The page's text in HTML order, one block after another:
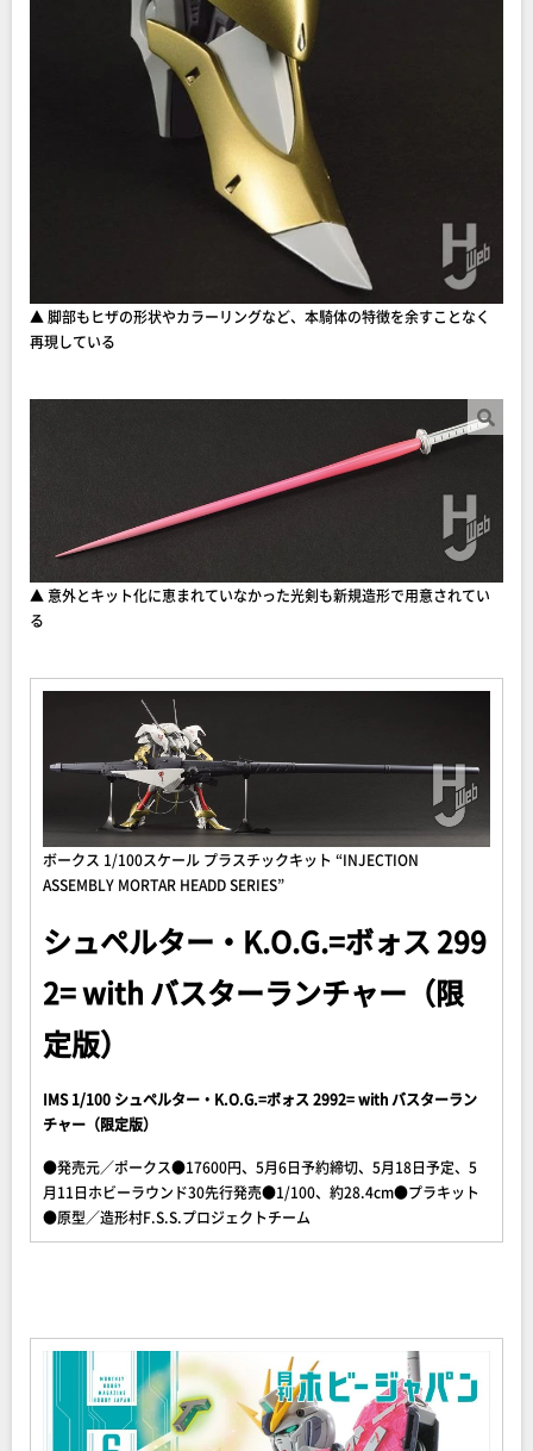
▲ 脚部もヒザの形状やカラーリングなど、本騎体の特徴を余すことなく
再現している
▲ 意外とキット化に恵まれていなかった光剣も新規造形で用意されてい
る
ボークス 1/100スケール プラスチックキット “INJECTION
ASSEMBLY MORTAR HEADD SERIES”
シュペルター・K.O.G.=ボォス 299
2= with バスターランチャー（限
定版）
IMS 1/100 シュペルター・K.O.G.=ボォス 2992= with バスターラン
チャー（限定版）
●発売元／ポークス●17600円、5月6日予約締切、5月18日予定、5
月11日ホビーラウンド30先行発売●1/100、約28.4cm●プラキット
●原型／造形村F.S.S.プロジェクトチーム